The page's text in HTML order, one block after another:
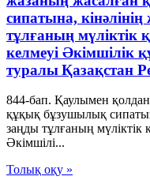
сипатына, кiнәлiнiң
тұлғаның мүлiктiк
келмеуi Әкімшілік
туралы Қазақстан
844-бап. Қаулымен
құқық бұзушылық
заңды тұлғаның мүлiктiк
Әкімшілі...
Толық оқу »